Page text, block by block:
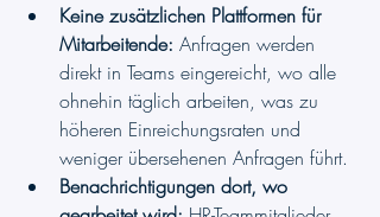
Keine zusätzlichen Plattformen für
Mitarbeitende: Anfragen werden
direkt in Teams eingereicht, wo alle
ohnehin täglich arbeiten, was zu
höheren Einreichungsraten und
weniger übersehenen Anfragen führt.
Benachrichtigungen dort, wo